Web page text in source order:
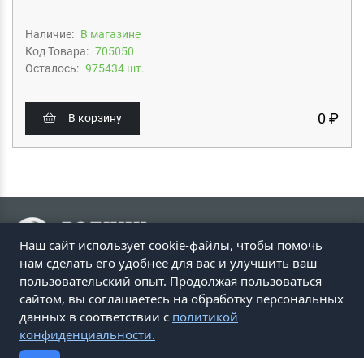
Наличие: В магазине
Код Товара: 705050
Осталось: 975434 шт.
В корзину 0 ₽
ПЕРЕЙТИ НА САЙТ ROZ.RU
© Родник здоровья 2000 – 2025 г.
📞 Звоните8(800) 200-01-33
Наш сайт использует cookie-файлы, чтобы помочь
нам сделать его удобнее для вас и улучшить ваш
пользовательский опыт. Продолжая пользоваться
сайтом, вы соглашаетесь на обработку персональных
данных в соответствии с политикой
конфиденциальности.